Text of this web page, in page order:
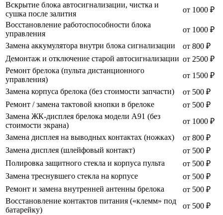
Вскрытие блока автосигнализации, чистка и
сушка после залития
от 1000 ₽
Восстановление работоспособности блока
управления
от 1000 ₽
Замена аккумулятора внутри блока сигнализации
от 800 ₽
Демонтаж и отключение старой автосигнализации от 2500 ₽
Ремонт брелока (пульта дистанционного
управления)
от 1500 ₽
Замена корпуса брелока (без стоимости запчасти)
от 500 ₽
Ремонт / замена тактовой кнопки в брелоке
от 500 ₽
Замена ЖК-дисплея брелока модели A91 (без
стоимости экрана)
от 1000 ₽
Замена дисплея на выводных контактах (ножках)
от 800 ₽
Замена дисплея (шлейфовый контакт)
от 500 ₽
Полировка защитного стекла и корпуса пульта
от 500 ₽
Замена треснувшего стекла на корпусе
от 500 ₽
Ремонт и замена внутренней антенны брелока
от 500 ₽
Восстановление контактов питания («клемм» под
батарейку)
от 500 ₽